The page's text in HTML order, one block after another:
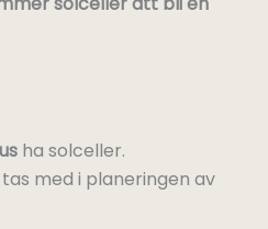
ha solceller.
med i planeringen av